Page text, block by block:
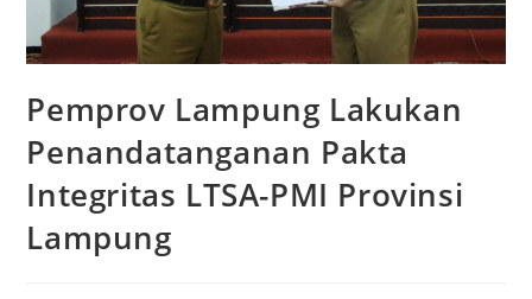
Pemprov Lampung Lakukan
Penandatanganan Pakta
Integritas LTSA-PMI Provinsi
Lampung